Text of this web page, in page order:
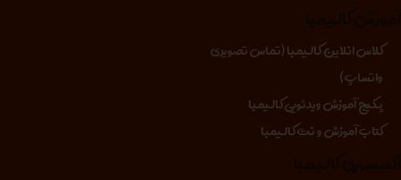
کلاس انلاین کالیمبا (تماس تصویری
واتساپ)
پکیج آموزش ویدئویی کالیمبا
کتاب آموزش و نت کالیمبا